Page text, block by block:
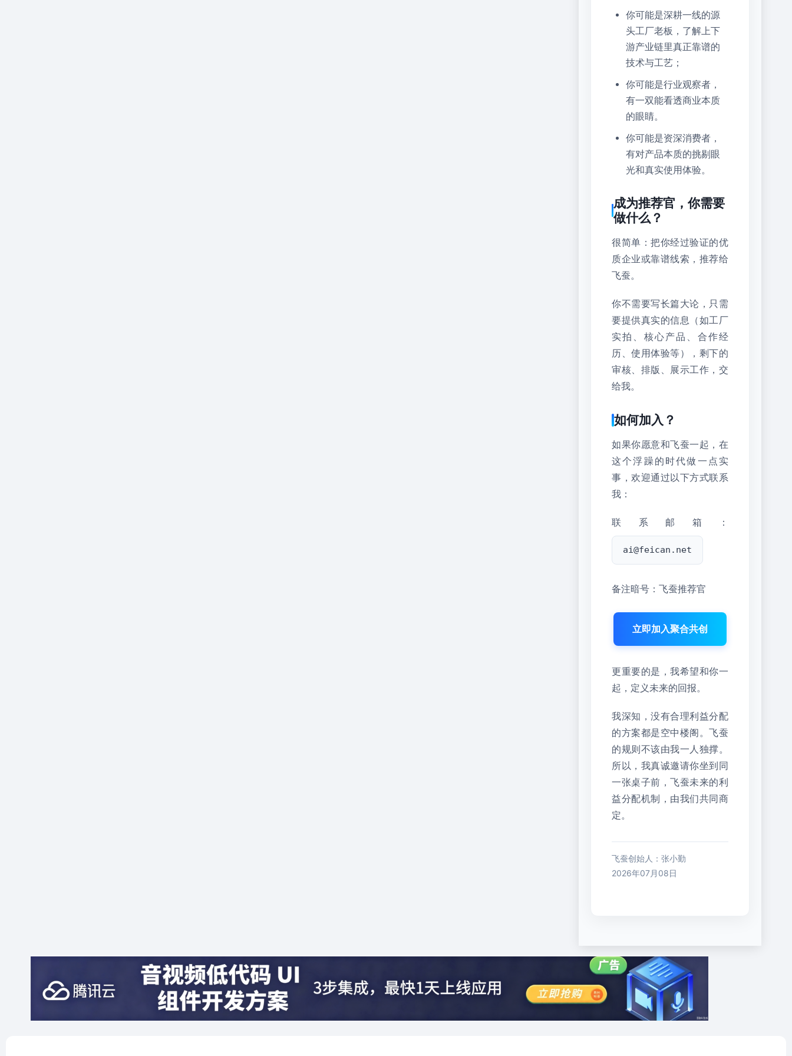
你可能是深耕一线的源
头工厂老板，了解上下
游产业链里真正靠谱的
技术与工艺；
你可能是行业观察者，
有一双能看透商业本质
的眼睛。
你可能是资深消费者，
有对产品本质的挑剔眼
光和真实使用体验。
成为推荐官，你需要
做什么？
很简单：把你经过验证的优
质企业或靠谱线索，推荐给
飞蚕。
你不需要写长篇大论，只需
要提供真实的信息（如工厂
实拍、核心产品、合作经
历、使用体验等），剩下的
审核、排版、展示工作，交
给我。
如何加入？
如果你愿意和飞蚕一起，在
这个浮躁的时代做一点实
事，欢迎通过以下方式联系
我：
联系邮箱：
ai@feican.net
备注暗号：飞蚕推荐官
立即加入聚合共创
更重要的是，我希望和你一
起，定义未来的回报。
我深知，没有合理利益分配
的方案都是空中楼阁。飞蚕
的规则不该由我一人独撑。
所以，我真诚邀请你坐到同
一张桌子前，飞蚕未来的利
益分配机制，由我们共同商
定。
飞蚕创始人：张小勤
2026年07月08日